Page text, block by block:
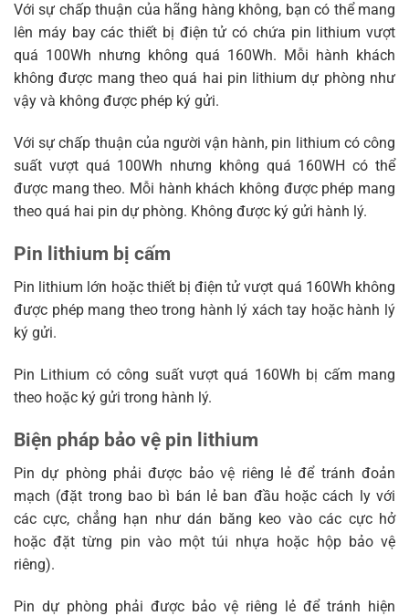
Với sự chấp thuận của hãng hàng không, bạn có thể mang
lên máy bay các thiết bị điện tử có chứa pin lithium vượt
quá 100Wh nhưng không quá 160Wh. Mỗi hành khách
không được mang theo quá hai pin lithium dự phòng như
vậy và không được phép ký gửi.
Với sự chấp thuận của người vận hành, pin lithium có công
suất vượt quá 100Wh nhưng không quá 160WH có thể
được mang theo. Mỗi hành khách không được phép mang
theo quá hai pin dự phòng. Không được ký gửi hành lý.
Pin lithium bị cấm
Pin lithium lớn hoặc thiết bị điện tử vượt quá 160Wh không
được phép mang theo trong hành lý xách tay hoặc hành lý
ký gửi.
Pin Lithium có công suất vượt quá 160Wh bị cấm mang
theo hoặc ký gửi trong hành lý.
Biện pháp bảo vệ pin lithium
Pin dự phòng phải được bảo vệ riêng lẻ để tránh đoản
mạch (đặt trong bao bì bán lẻ ban đầu hoặc cách ly với
các cực, chẳng hạn như dán băng keo vào các cực hở
hoặc đặt từng pin vào một túi nhựa hoặc hộp bảo vệ
riêng).
Pin dự phòng phải được bảo vệ riêng lẻ để tránh hiện